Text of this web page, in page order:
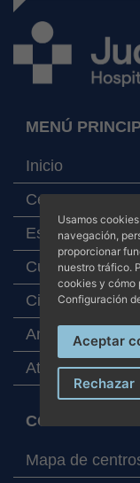
MENÚ
Inicio
Centros
Especialidades
Cuadro médico
Cita online
Analítica online
Atención al
CORPORATIVO
Mapa de
Usamos
navegación,
proporcionar
nuestro tráfico.
cookies y cómo
Configuración
Aceptar
Rechazar